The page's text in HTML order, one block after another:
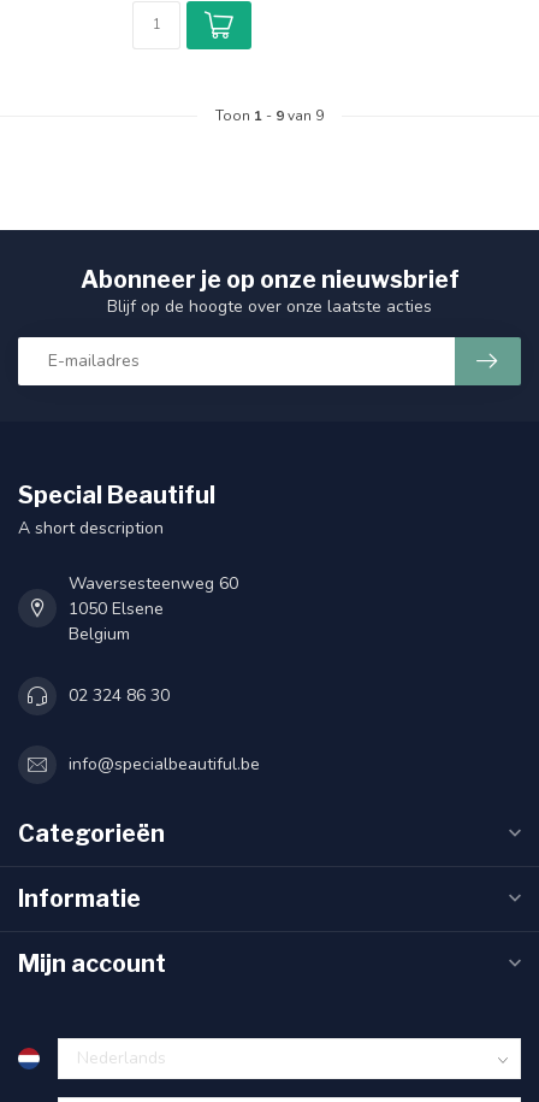
Toon 1 - 9van 9
Abonneer je op onze nieuwsbrief
Blijf op de hoogte over onze laatste acties
Special Beautiful
A short description
Waversesteenweg 60
1050 Elsene
Belgium
02 324 86 30
info@specialbeautiful.be
Categorieën
Informatie
Mijn account